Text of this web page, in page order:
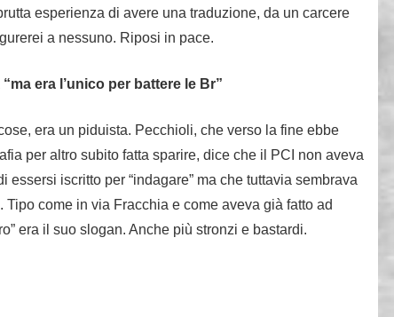
esperienza di avere una traduzione, da un carcere
a nessuno. Riposi in pace.
era l’unico per battere le Br”
era un piduista. Pecchioli, che verso la fine ebbe
per altro subito fatta sparire, dice che il PCI non aveva
iscritto per “indagare” ma che tuttavia sembrava
Tipo come in via Fracchia e come aveva già fatto ad
era il suo slogan. Anche più stronzi e bastardi.